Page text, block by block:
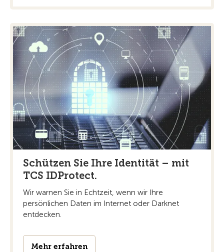
Schützen Sie Ihre Identität – mit
TCS IDProtect.
Wir warnen Sie in Echtzeit, wenn wir Ihre
persönlichen Daten im Internet oder Darknet
entdecken.
Mehr erfahren